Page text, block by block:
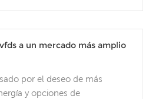
a un mercado más amplio
por el deseo de más
y opciones de